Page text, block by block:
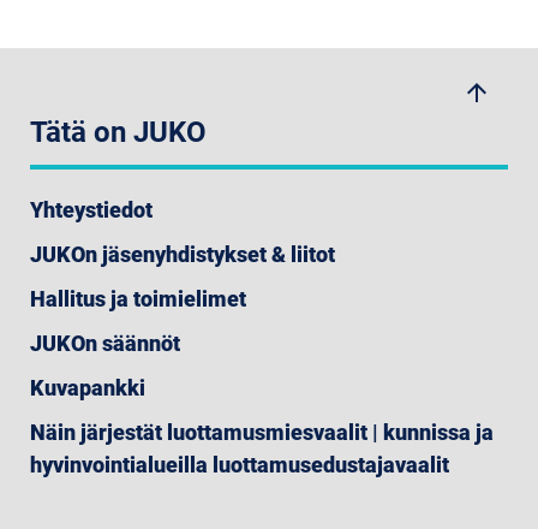
arrow_upwards
Tätä on JUKO
Yhteystiedot
JUKOn jäsenyhdistykset & liitot
Hallitus ja toimielimet
JUKOn säännöt
Kuvapankki
Näin järjestät luottamusmiesvaalit | kunnissa ja
hyvinvointialueilla luottamusedustajavaalit